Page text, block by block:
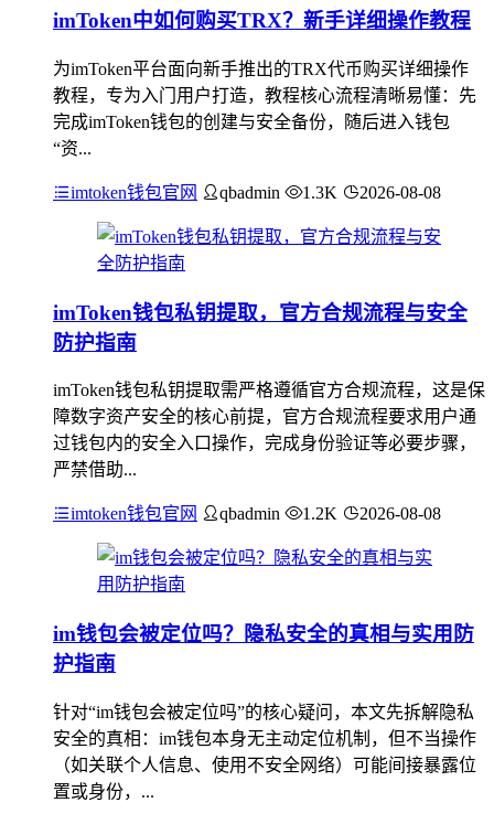
imToken中如何购买TRX？新手详细操作教程
为imToken平台面向新手推出的TRX代币购买详细操作
教程，专为入门用户打造，教程核心流程清晰易懂：先
完成imToken钱包的创建与安全备份，随后进入钱包
“资...
imtoken钱包官网 qbadmin 1.3K 2026-08-08
imToken钱包私钥提取，官方合规流程与安全
防护指南
imToken钱包私钥提取需严格遵循官方合规流程，这是保
障数字资产安全的核心前提，官方合规流程要求用户通
过钱包内的安全入口操作，完成身份验证等必要步骤，
严禁借助...
imtoken钱包官网 qbadmin 1.2K 2026-08-08
im钱包会被定位吗？隐私安全的真相与实用防
护指南
针对“im钱包会被定位吗”的核心疑问，本文先拆解隐私
安全的真相：im钱包本身无主动定位机制，但不当操作
（如关联个人信息、使用不安全网络）可能间接暴露位
置或身份，...